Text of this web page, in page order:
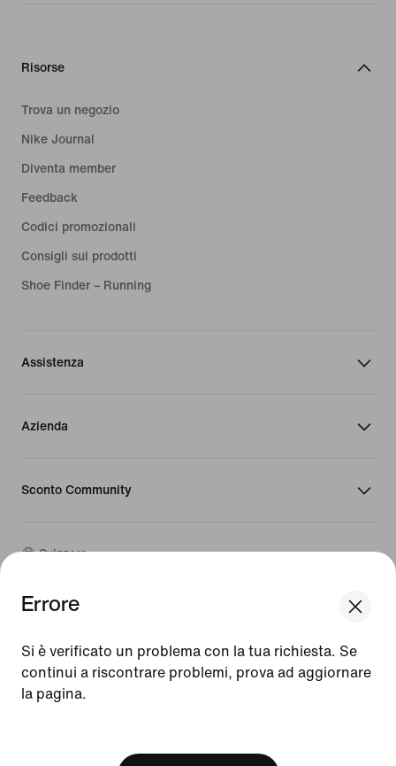
Errore
Si è verificato un problema con la tua richiesta. Se
continui a riscontrare problemi, prova ad aggiornare
la pagina.
Risorse
Trova un negozio
Nike Journal
Diventa member
Feedback
Codici promozionali
Consigli sui prodotti
Shoe Finder – Running
Assistenza
Azienda
Sconto Community
Svizzera
©2026 Nike, Inc. Tutti i diritti riservati
Condizioni d'uso
Condizioni di vendita
Dati aziendali